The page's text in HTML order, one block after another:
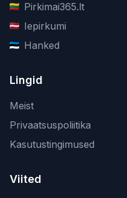
Pirkimai365.lt
Iepirkumi
Hanked
Lingid
Meist
Privaatsuspoliitika
Kasutustingimused
Viited